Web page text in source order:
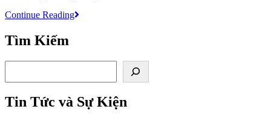
Continue ReadingTuyển
kiện
Tìm Kiếm
Tin Tức và Sự Kiện